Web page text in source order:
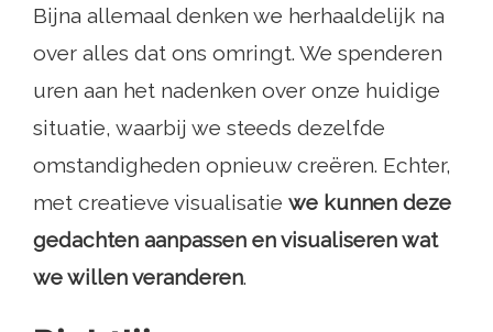
Bijna allemaal denken we herhaaldelijk na
over alles dat ons omringt. We spenderen
uren aan het nadenken over onze huidige
situatie, waarbij we steeds dezelfde
omstandigheden opnieuw creëren. Echter,
met creatieve visualisatie we kunnen deze
gedachten aanpassen en visualiseren wat
we willen veranderen.